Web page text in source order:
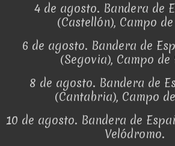
4 de agosto. Bandera de
(Castellón), Campo
6 de agosto. Bandera de
(Segovia), Campo de
8 de agosto. Bandera de
(Cantabria), Campo
10 de agosto. Bandera de
Velódromo.